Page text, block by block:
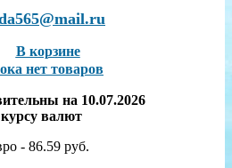
В корзине
нет товаров
на 10.07.2026
валют
- 86.59 руб.